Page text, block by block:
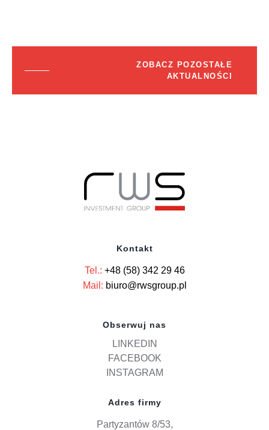
ZOBACZ POZOSTAŁE
AKTUALNOŚCI
Kontakt
Tel.: +48 (58) 342 29 46
Mail: biuro@rwsgroup.pl
Obserwuj nas
LINKEDIN
FACEBOOK
INSTAGRAM
Adres firmy
Partyzantów 8/53,